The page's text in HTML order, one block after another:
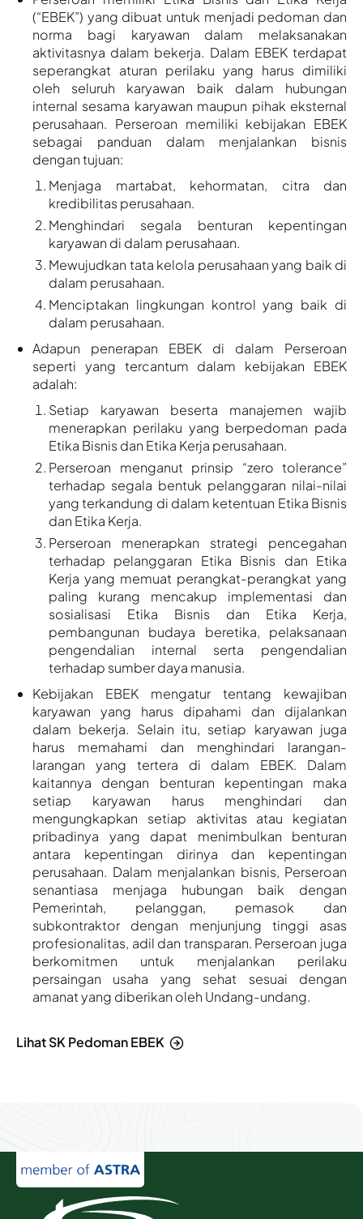
(“EBEK”) yang dibuat untuk menjadi pedoman dan
norma bagi karyawan dalam melaksanakan
aktivitasnya dalam bekerja. Dalam EBEK terdapat
seperangkat aturan perilaku yang harus dimiliki
oleh seluruh karyawan baik dalam hubungan
internal sesama karyawan maupun pihak eksternal
perusahaan. Perseroan memiliki kebijakan EBEK
sebagai panduan dalam menjalankan bisnis
dengan tujuan:
Menjaga martabat, kehormatan, citra dan
kredibilitas perusahaan.
Menghindari segala benturan kepentingan
karyawan di dalam perusahaan.
Mewujudkan tata kelola perusahaan yang baik di
dalam perusahaan.​
Menciptakan lingkungan kontrol yang baik di
dalam perusahaan.​
Adapun penerapan EBEK di dalam Perseroan
seperti yang tercantum dalam kebijakan EBEK
adalah: ​
Setiap karyawan beserta manajemen wajib
menerapkan perilaku yang berpedoman pada
Etika Bisnis dan Etika Kerja perusahaan.​
Perseroan menganut prinsip “zero tolerance”
terhadap segala bentuk pelanggaran nilai-nilai
yang terkandung di dalam ketentuan Etika Bisnis
dan Etika Kerja.
Perseroan menerapkan strategi pencegahan
terhadap pelanggaran Etika Bisnis dan Etika
Kerja yang memuat perangkat-perangkat yang
paling kurang mencakup implementasi dan
sosialisasi Etika Bisnis dan Etika Kerja,
pembangunan budaya beretika, pelaksanaan
pengendalian internal serta pengendalian
terhadap sumber daya manusia.
Kebijakan EBEK mengatur tentang kewajiban
karyawan yang harus dipahami dan dijalankan
dalam bekerja. Selain itu, setiap karyawan juga
harus memahami dan menghindari larangan-
larangan yang tertera di dalam EBEK. Dalam
kaitannya dengan benturan kepentingan maka
setiap karyawan harus menghindari dan
mengungkapkan setiap aktivitas atau kegiatan
pribadinya yang dapat menimbulkan benturan
antara kepentingan dirinya dan kepentingan
perusahaan. Dalam menjalankan bisnis, Perseroan
senantiasa menjaga hubungan baik dengan
Pemerintah, pelanggan, pemasok dan
subkontraktor dengan menjunjung tinggi asas
profesionalitas, adil dan transparan. Perseroan juga
berkomitmen untuk menjalankan perilaku
persaingan usaha yang sehat sesuai dengan
amanat yang diberikan oleh Undang-undang.
Lihat SK Pedoman EBEK